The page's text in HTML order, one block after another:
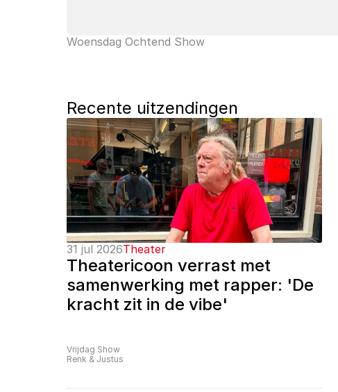
Woensdag Ochtend Show
Recente uitzendingen
31 jul 2026Theater
Theatericoon verrast met
samenwerking met rapper: 'De
kracht zit in de vibe'
Vrijdag Show
Renk & Justus